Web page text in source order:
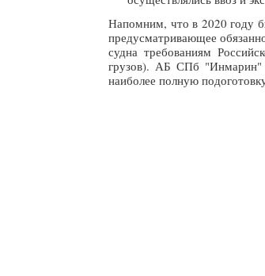
Напомним, что в 2020 году
предусматривающее
судна требованиям
грузов). АБ СПб "Инмарин"
наиболее полную